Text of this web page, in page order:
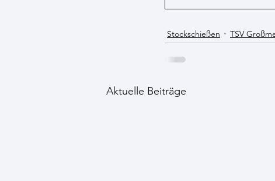
Stockschießen TSV
Aktuelle Beiträge